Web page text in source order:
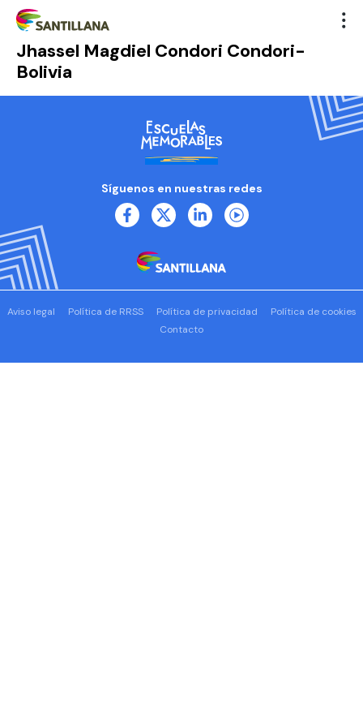
Jhassel Magdiel Condori Condori-
Bolivia
Síguenos en nuestras redes
Aviso legal Política de RRSS Política de privacidad
Política de cookies
Contacto